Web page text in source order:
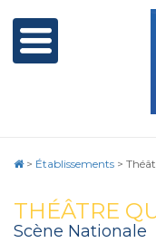
> Établissements >
THÉÂTRE
Scène Nationale